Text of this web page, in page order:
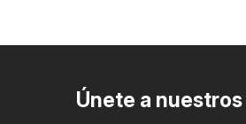
Únete a